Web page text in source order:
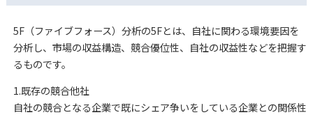
5F（ファイブフォース）分析の5Fとは、自社に関わる環境要因を
分析し、市場の収益構造、競合優位性、自社の収益性などを把握す
るものです。
1.既存の競合他社
自社の競合となる企業で既にシェア争いをしている企業との関係性